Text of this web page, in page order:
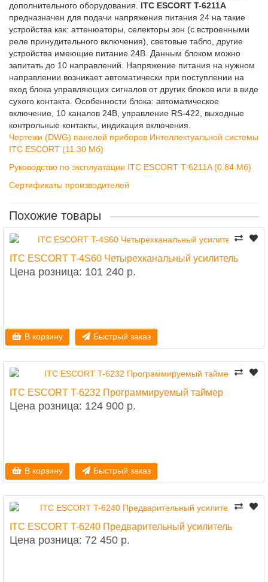
дополнительного оборудования. ITC ESCORT T-6211A
предназначен для подачи напряжения питания 24 на такие
устройства как: аттенюаторы, селекторы зон (с встроенными
реле принудительного включения), световые табло, другие
устройства имеющие питание 24В. Данным блоком можно
запитать до 10 направлений. Напряжение питания на нужном
направлении возникает автоматически при поступлении на
вход блока управляющих сигналов от других блоков или в виде
сухого контакта. Особенности блока: автоматическое
включение, 10 каналов 24В, управление RS-422, выходные
контрольные контакты, индикация включения.
Чертежи (DWG) панелей приборов Интеллектуальной системы
ITC ESCORT (11.30 Мб)
Руководство по эксплуатации ITC ESCORT T-6211A (0.84 Мб)
Сертификаты производителей
Похожие товары
ITC ESCORT T-4S60 Четырехканальный усилитель
Цена розница: 101 240 р.
В корзину Быстрый заказ
ITC ESCORT T-6232 Программируемый таймер
Цена розница: 124 900 р.
В корзину Быстрый заказ
ITC ESCORT T-6240 Предварительный усилитель
Цена розница: 72 450 р.